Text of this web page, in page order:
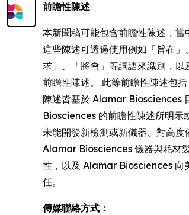
前瞻性陳述
本新聞稿可能包含前瞻性陳述，
這些陳述可透過使用例如「旨在
求」、「將會」等詞語來識別，
前瞻性陳述。 此等前瞻性陳述包
陳述皆基於 Alamar Biosciences
Biosciences 的前瞻性陳述所明示
未能開發新檢測或新儀器、對高
Alamar Biosciences 儀器與耗材
性，以及 Alamar Biosciences 向
任。
傳媒聯絡方式：